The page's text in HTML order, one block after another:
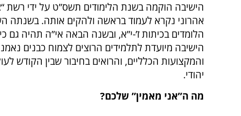
הישיבה הוקמה בשנת הלימודים תשס”ט על ידי רשת
הלומדים בכיתות ז’-י”א, ובשנה הבאה אי”ה תהיה גם
הישיבה מיועדת לתלמידים הרוצים לצמוח כבנים
והמקצועות הכלליים, והרואים בחיבור שבין הקודש
יהודי.
מה ה”אני מאמין” שלכם?